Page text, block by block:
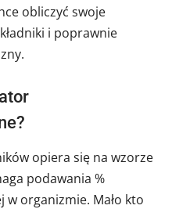
obliczyć swoje
i poprawnie
opiera się na wzorze
podawania %
w organizmie. Mało kto